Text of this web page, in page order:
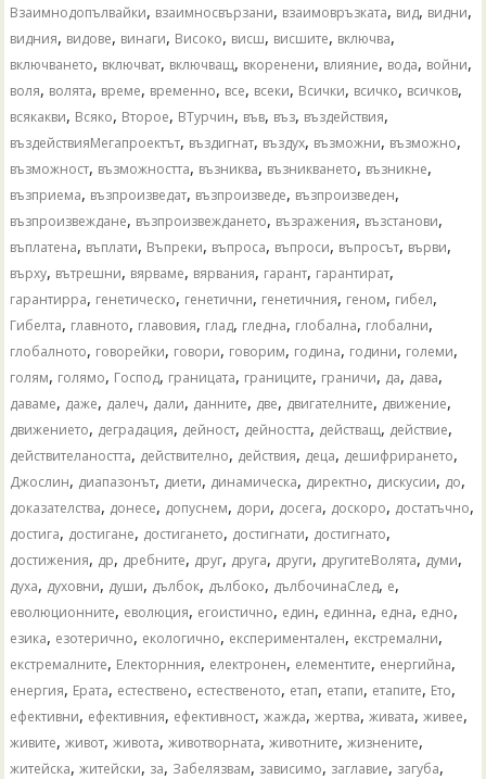
Взаимнодопълвайки, взаимносвързани, взаимовръзката, вид, видни,
видния, видове, винаги, Високо, висш, висшите, включва,
включването, включват, включващ, вкоренени, влияние, вода, войни,
воля, волята, време, временно, все, всеки, Всички, всичко, всичков,
всякакви, Всяко, Второе, ВТурчин, във, въз, въздействия,
въздействияМегапроектът, въздигнат, въздух, възможни, възможно,
възможност, възможността, възниква, възникването, възникне,
възприема, възпроизведат, възпроизведе, възпроизведен,
възпроизвеждане, възпроизвеждането, възражения, възстанови,
въплатена, въплати, Въпреки, въпроса, въпроси, въпросът, върви,
върху, вътрешни, вярваме, вярвания, гарант, гарантират,
гарантирра, генетическо, генетични, генетичния, геном, гибел,
Гибелта, главното, главовия, глад, гледна, глобална, глобални,
глобалното, говорейки, говори, говорим, година, години, големи,
голям, голямо, Господ, границата, границите, граничи, да, дава,
даваме, даже, далеч, дали, данните, две, двигателните, движение,
движението, деградация, дейност, дейността, действащ, действие,
действителаността, действително, действия, деца, дешифрирането,
Джослин, диапазонът, диети, динамическа, директно, дискусии, до,
доказателства, донесе, допуснем, дори, досега, доскоро, достатъчно,
достига, достигане, достигането, достигнати, достигнато,
достижения, др, дребните, друг, друга, други, другитеВолята, думи,
духа, духовни, души, дълбок, дълбоко, дълбочинаСлед, е,
еволюционните, еволюция, егоистично, един, единна, една, едно,
езика, езотерично, екологично, експериментален, екстремални,
екстремалните, Електорнния, електронен, елементите, енергийна,
енергия, Ерата, естествено, естественото, етап, етапи, етапите, Ето,
ефективни, ефективния, ефективност,жажда,жертва,живата,живее,
живите,живот,живота,животворната,животните,жизнените,
житейска,житейски, за, Забелязвам, зависимо, заглавие, загуба,